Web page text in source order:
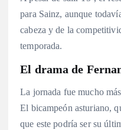
para Sainz, aunque
cabeza y de la
temporada.
El drama de
La jornada fue mucho
El bicampeón asturiano,
que este podría ser su